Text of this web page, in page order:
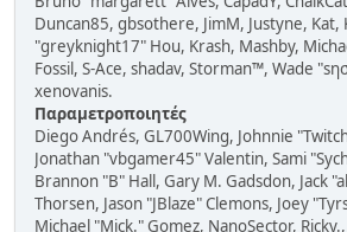
Duncan85, gbsothere, JimM, Justyne, Kat,
"greyknight17" Hou, Krash, Mashby,
Fossil, S-Ace, shadav, Storman™, Wade
xenovanis.
Παραμετροποιητές
Diego Andrés, GL700Wing, Johnnie
Jonathan "vbgamer45" Valentin, Sami
Brannon "B" Hall, Gary M. Gadsdon, Jack
Thorsen, Jason "JBlaze" Clemons, Joey
Michael "Mick." Gomez, NanoSector,